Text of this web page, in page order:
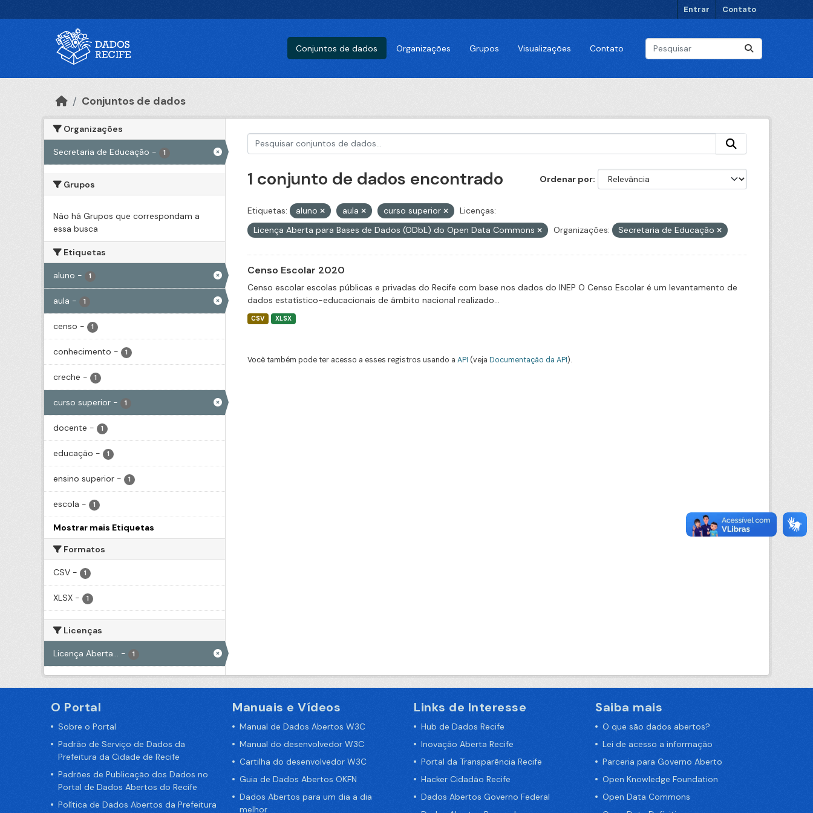
Entrar Contato
Conjuntos de dados Organizações Grupos Visualizações Contato
Conjuntos de dados
Organizações
Secretaria de Educação - 1
Grupos
Não há Grupos que correspondam a
essa busca
Etiquetas
aluno - 1
aula - 1
censo - 1
conhecimento - 1
creche - 1
curso superior - 1
docente - 1
educação - 1
ensino superior - 1
escola - 1
Mostrar mais Etiquetas
Formatos
CSV - 1
XLSX - 1
Licenças
Licença Aberta... - 1
Ordenar por
1 conjunto de dados encontrado
Etiquetas: aluno aula curso superior
Licenças:
Licença Aberta para Bases de Dados (ODbL) do Open Data Commons
Organizações: Secretaria de Educação
Censo Escolar 2020
Censo escolar escolas públicas e privadas do Recife com base nos dados do INEP O Censo Escolar é um levantamento de
dados estatístico-educacionais de âmbito nacional realizado...
CSV XLSX
Você também pode ter acesso a esses registros usando a API (veja Documentação da API).
O Portal
Sobre o Portal
Padrão de Serviço de Dados da
Prefeitura da Cidade de Recife
Padrões de Publicação dos Dados no
Portal de Dados Abertos do Recife
Política de Dados Abertos da Prefeitura
Manuais e Vídeos
Manual de Dados Abertos W3C
Manual do desenvolvedor W3C
Cartilha do desenvolvedor W3C
Guia de Dados Abertos OKFN
Dados Abertos para um dia a dia
melhor
Links de Interesse
Hub de Dados Recife
Inovação Aberta Recife
Portal da Transparência Recife
Hacker Cidadão Recife
Dados Abertos Governo Federal
Saiba mais
O que são dados abertos?
Lei de acesso a informação
Parceria para Governo Aberto
Open Knowledge Foundation
Open Data Commons